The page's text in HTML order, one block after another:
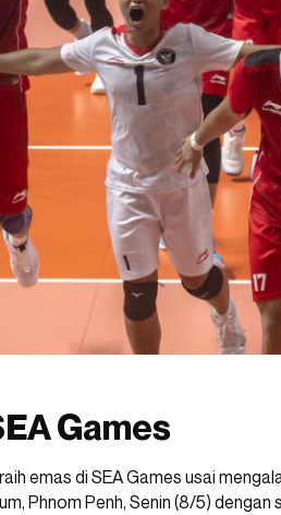
Games
emas di SEA Games usai
Phnom Penh, Senin (8/5) dengan